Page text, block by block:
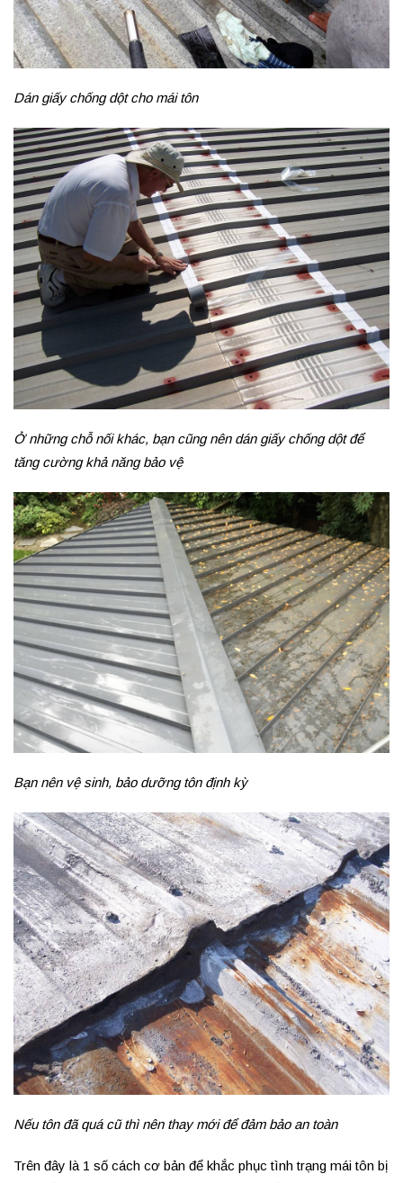
Dán giấy chống dột cho mái tôn
Ở những chỗ nối khác, bạn cũng nên dán giấy chống dột để
tăng cường khả năng bảo vệ
Bạn nên vệ sinh, bảo dưỡng tôn định kỳ
Nếu tôn đã quá cũ thì nên thay mới để đảm bảo an toàn
Trên đây là 1 số cách cơ bản để khắc phục tình trạng mái tôn bị